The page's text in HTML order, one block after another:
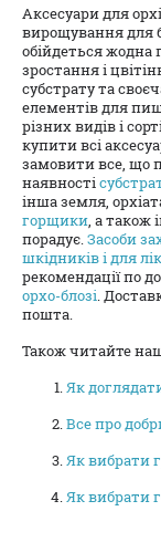
Аксесуари для
вирощування для
обійдеться жодна
зростання і
субстрату та
елементів для
різних видів і
купити всі
замовити все, що
наявності
інша земля,
горщики, а також
порадує.Засоби
шкідників і для
рекомендації по
орхо-блозі.
пошта.
Також читайте
Як
Все про
Як вибрати
Як вибрати